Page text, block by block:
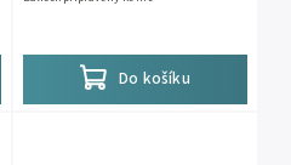
Do košíku